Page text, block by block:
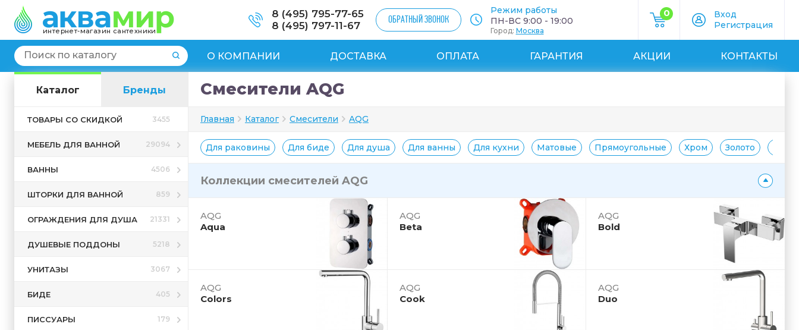
интернет-магазин сантехники
8 (495) 795-77-65
8 (495) 797-11-67
ОБРАТНЫЙ ЗВОНОК
Режим работы
ПН-ВС 9:00 - 19:00
Город: Москва
0
Вход
Регистрация
О КОМПАНИИ ДОСТАВКА ОПЛАТА ГАРАНТИЯ АКЦИИ КОНТАКТЫ
Каталог Бренды
ТОВАРЫ СО СКИДКОЙ 3455
МЕБЕЛЬ ДЛЯ ВАННОЙ 29094
ВАННЫ 4506
ШТОРКИ ДЛЯ ВАННОЙ 859
ОГРАЖДЕНИЯ ДЛЯ ДУША 21331
ДУШЕВЫЕ ПОДДОНЫ 5218
УНИТАЗЫ 3067
БИДЕ 405
ПИССУАРЫ 179
Смесители AQG
Главная Каталог Смесители AQG
Для раковины Для биде Для душа Для ванны Для кухни Матовые Прямоугольные Хром Золото
Коллекции смесителей AQG
AQG
Aqua
AQG
Beta
AQG
Bold
AQG
Colors
AQG
Cook
AQG
Duo